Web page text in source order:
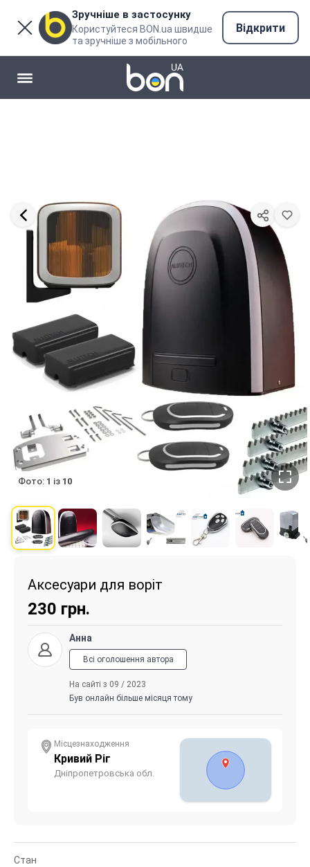
Зручніше в застосунку
Користуйтеся BON.ua швидше
та зручніше з мобільного
Відкрити
Фото: 1 із 10
Аксесуари для воріт
230 грн.
Анна
Всі оголошення автора
На сайті з 09 / 2023
Був онлайн більше місяця тому
Місцезнаходження
Кривий Ріг
Дніпропетровська обл.
Стан